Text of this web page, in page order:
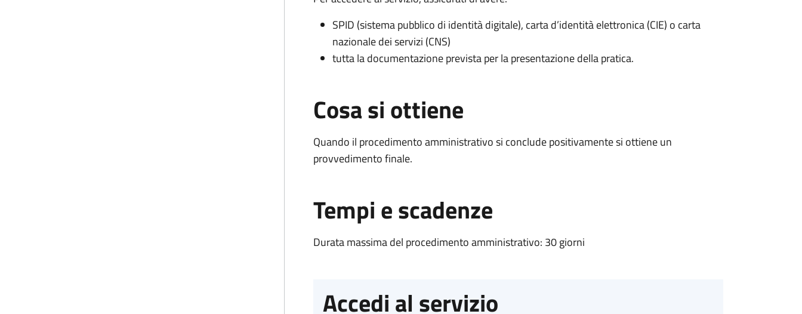
SPID (sistema pubblico di identità digitale), carta d’identità elettronica (CIE) o carta
nazionale dei servizi (CNS)
tutta la documentazione prevista per la presentazione della pratica.
Cosa si ottiene
Quando il procedimento amministrativo si conclude positivamente si ottiene un
provvedimento finale.
Tempi e scadenze
Durata massima del procedimento amministrativo: 30 giorni
Accedi al servizio